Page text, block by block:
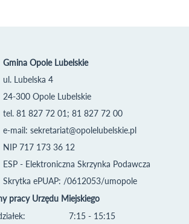
Gmina Opole Lubelskie
ul. Lubelska 4
24-300 Opole Lubelskie
tel. 81 827 72 01; 81 827 72 00
e-mail: sekretariat@opolelubelskie.pl
NIP 717 173 36 12
ESP - Elektroniczna Skrzynka Podawcza
Skrytka ePUAP: /0612053/umopole
pracy Urzędu Miejskiego
7:15 - 15:15